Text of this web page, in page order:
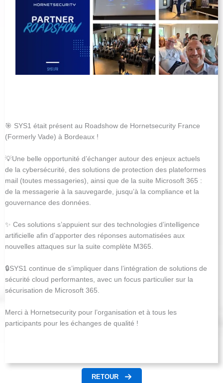
🎯 SYS1 était présent au Roadshow de Hornetsecurity France
(Formerly Vade) à Bordeaux !
💡Une belle opportunité d’échanger autour des enjeux actuels
de la cybersécurité, des solutions de protection des plateformes
mail (toutes messageries), ainsi que de la suite Microsoft 365 :
de la messagerie à la sauvegarde, jusqu’à la compliance et la
gouvernance des données.
✨ Ces solutions s’appuient sur des technologies d’intelligence
artificielle afin d’apporter des réponses automatisées aux
nouvelles attaques sur la suite complète M365.
🔒SYS1 continue de s’impliquer dans l’intégration de solutions de
sécurité cloud performantes, avec un focus particulier sur la
sécurisation de Microsoft 365.
Merci à Hornetsecurity pour l’organisation et à tous les
participants pour les échanges de qualité !
RETOUR